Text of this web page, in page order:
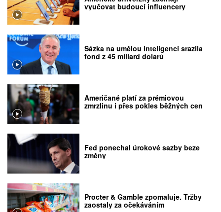
vyučovat budoucí influencery
Sázka na umělou inteligenci srazila
fond z 45 miliard dolarů
Američané platí za prémiovou
zmrzlinu i přes pokles běžných cen
Fed ponechal úrokové sazby beze
změny
Procter & Gamble zpomaluje. Tržby
zaostaly za očekáváním